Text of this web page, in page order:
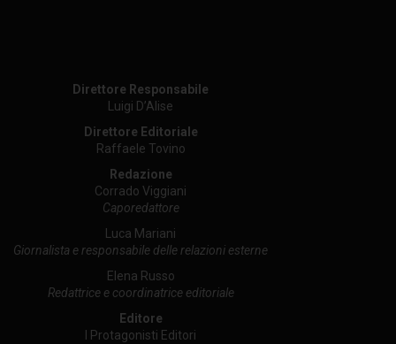
Direttore Responsabile
Luigi D’Alise
Direttore Editoriale
Raffaele Tovino
Redazione
Corrado Viggiani
Caporedattore
Luca Mariani
Giornalista e responsabile delle relazioni esterne
Elena Russo
Redattrice e coordinatrice editoriale
Editore
I Protagonisti Editori